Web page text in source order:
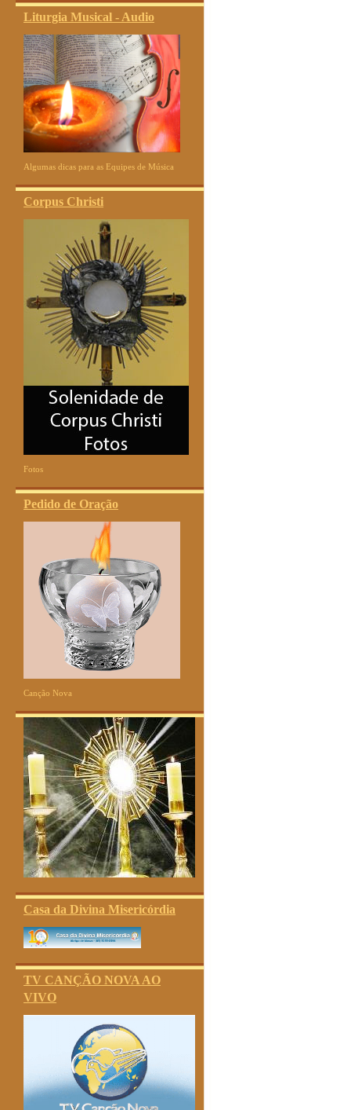
Liturgia Musical - Audio
Algumas dicas para as Equipes de Música
Corpus Christi
Fotos
Pedido de Oração
Canção Nova
Casa da Divina Misericórdia
TV CANÇÃO NOVA AO
VIVO